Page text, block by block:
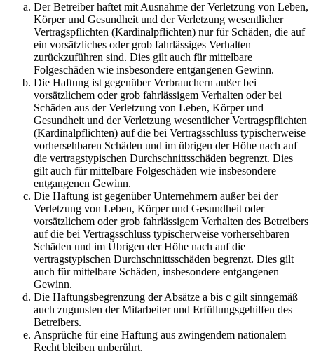
Der Betreiber haftet mit Ausnahme der Verletzung von Leben,
Körper und Gesundheit und der Verletzung wesentlicher
Vertragspflichten (Kardinalpflichten) nur für Schäden, die auf
ein vorsätzliches oder grob fahrlässiges Verhalten
zurückzuführen sind. Dies gilt auch für mittelbare
Folgeschäden wie insbesondere entgangenen Gewinn.
Die Haftung ist gegenüber Verbrauchern außer bei
vorsätzlichem oder grob fahrlässigem Verhalten oder bei
Schäden aus der Verletzung von Leben, Körper und
Gesundheit und der Verletzung wesentlicher Vertragspflichten
(Kardinalpflichten) auf die bei Vertragsschluss typischerweise
vorhersehbaren Schäden und im übrigen der Höhe nach auf
die vertragstypischen Durchschnittsschäden begrenzt. Dies
gilt auch für mittelbare Folgeschäden wie insbesondere
entgangenen Gewinn.
Die Haftung ist gegenüber Unternehmern außer bei der
Verletzung von Leben, Körper und Gesundheit oder
vorsätzlichem oder grob fahrlässigem Verhalten des Betreibers
auf die bei Vertragsschluss typischerweise vorhersehbaren
Schäden und im Übrigen der Höhe nach auf die
vertragstypischen Durchschnittsschäden begrenzt. Dies gilt
auch für mittelbare Schäden, insbesondere entgangenen
Gewinn.
Die Haftungsbegrenzung der Absätze a bis c gilt sinngemäß
auch zugunsten der Mitarbeiter und Erfüllungsgehilfen des
Betreibers.
Ansprüche für eine Haftung aus zwingendem nationalem
Recht bleiben unberührt.